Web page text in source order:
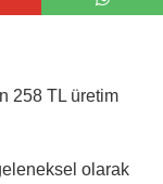
258 TL üretim
olarak